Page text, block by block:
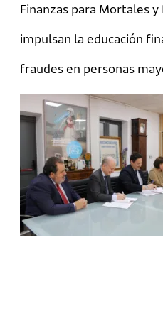
Finanzas para Mortales y
impulsan la educación
fraudes en personas